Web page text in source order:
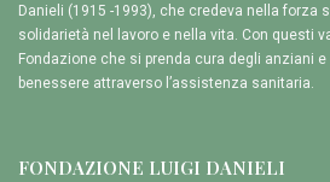
Danieli (1915 -1993), che credeva nella forza
solidarietà nel lavoro e nella vita. Con questi
Fondazione che si prenda cura degli anziani
benessere attraverso l’assistenza sanitaria.
FONDAZIONE LUIGI DANIELI